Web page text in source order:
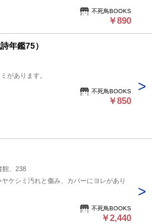
不死鳥BOOKS
￥890
年鑑75）
があります。
不死鳥BOOKS
￥850
館、238
ケシミ汚れと傷み、カバーにヨレがあり
不死鳥BOOKS
￥2,440